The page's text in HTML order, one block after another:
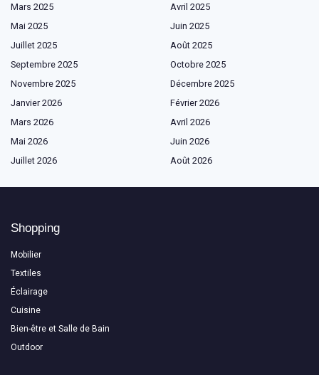
Mars 2025
Avril 2025
Mai 2025
Juin 2025
Juillet 2025
Août 2025
Septembre 2025
Octobre 2025
Novembre 2025
Décembre 2025
Janvier 2026
Février 2026
Mars 2026
Avril 2026
Mai 2026
Juin 2026
Juillet 2026
Août 2026
Shopping
Mobilier
Textiles
Éclairage
Cuisine
Bien-être et Salle de Bain
Outdoor